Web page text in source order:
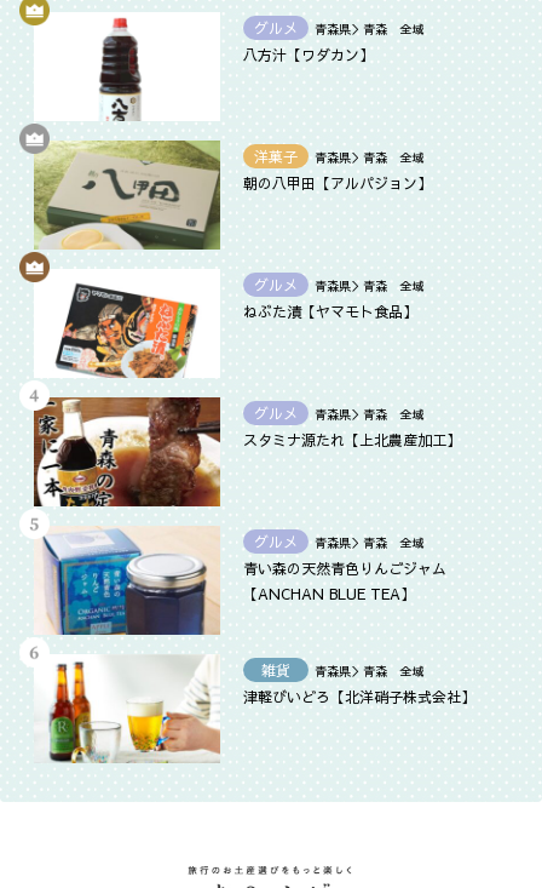
グルメ 青森県＞青森 全域
八方汁【ワダカン】
洋菓子 青森県＞青森 全域
朝の八甲田【アルパジョン】
グルメ 青森県＞青森 全域
ねぶた漬【ヤマモト食品】
グルメ 青森県＞青森 全域
スタミナ源たれ【上北農産加工】
グルメ 青森県＞青森 全域
青い森の天然青色りんごジャム
【ANCHAN BLUE TEA】
雑貨 青森県＞青森 全域
津軽びいどろ【北洋硝子株式会社】